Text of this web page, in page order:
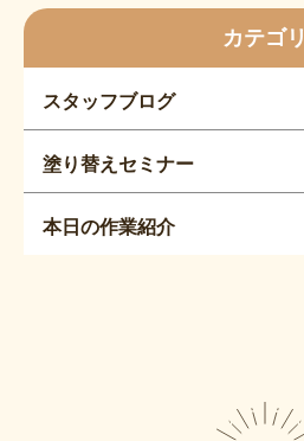
カテゴリ
スタッフブログ
塗り替えセミナー
本日の作業紹介